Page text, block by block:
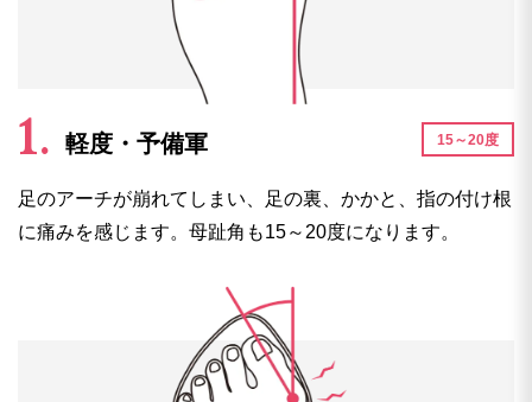
軽度・予備軍 15～20度
足のアーチが崩れてしまい、足の裏、かかと、指の付け根
に痛みを感じます。母趾角も15～20度になります。